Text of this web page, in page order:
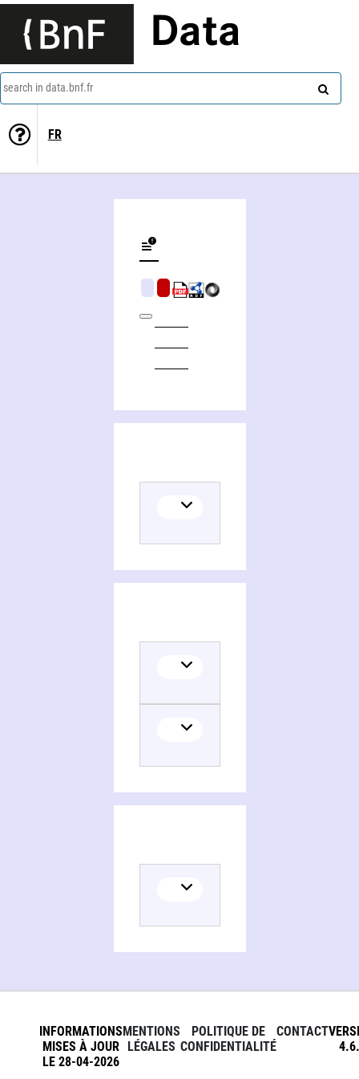
Data
search in data.bnf.fr
FR
INFORMATIONS
MISES À JOUR
LE 28-04-2026
MENTIONS
LÉGALES
POLITIQUE DE
CONFIDENTIALITÉ
CONTACT